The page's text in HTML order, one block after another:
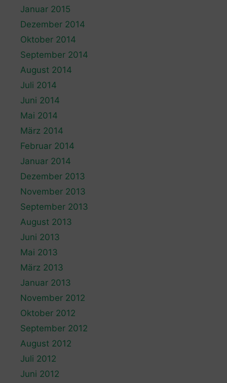
Januar 2015
Dezember 2014
Oktober 2014
September 2014
August 2014
Juli 2014
Juni 2014
Mai 2014
März 2014
Februar 2014
Januar 2014
Dezember 2013
November 2013
September 2013
August 2013
Juni 2013
Mai 2013
März 2013
Januar 2013
November 2012
Oktober 2012
September 2012
August 2012
Juli 2012
Juni 2012